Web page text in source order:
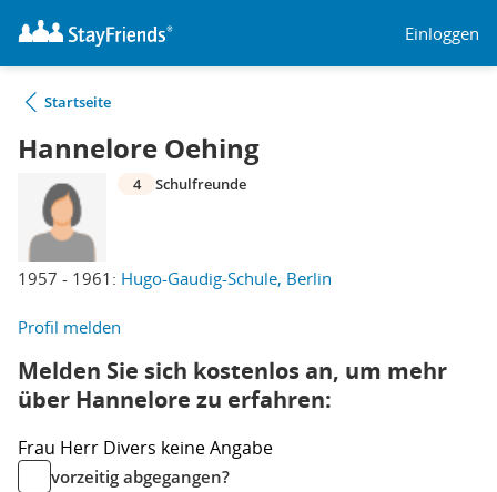
Einloggen
Startseite
Hannelore Oehing
1957 - 1961: Hugo-Gaudig-Schule, Berlin
4 Schulfreunde
Profil melden
Melden Sie sich kostenlos an, um mehr
über Hannelore zu erfahren:
Frau Herr Divers keine Angabe
vorzeitig abgegangen?